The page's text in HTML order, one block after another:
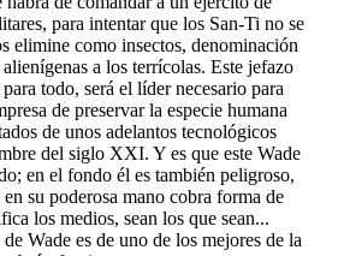
para intentar que los San-Ti no se
elimine como insectos, denominación
a los terrícolas. Este jefazo
todo, será el líder necesario para
de preservar la especie humana
de unos adelantos tecnológicos
del siglo XXI. Y es que este Wade
en el fondo él es también peligroso,
su poderosa mano cobra forma de
los medios, sean los que sean...
Wade es de uno de los mejores de la